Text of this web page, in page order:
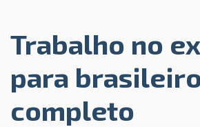
Trabalho no
para
completo